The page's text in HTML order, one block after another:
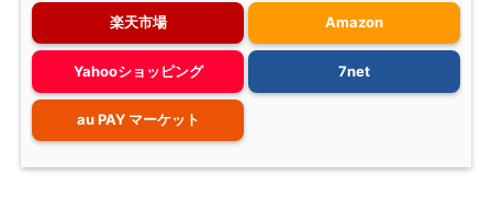
楽天市場 Amazon
Yahooショッピング 7net
au PAY マーケット